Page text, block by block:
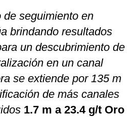
de seguimiento en
brindando resultados
un descubrimiento de
en un canal
se extiende por 135 m
de más canales
1.7 m a 23.4 g/t Oro